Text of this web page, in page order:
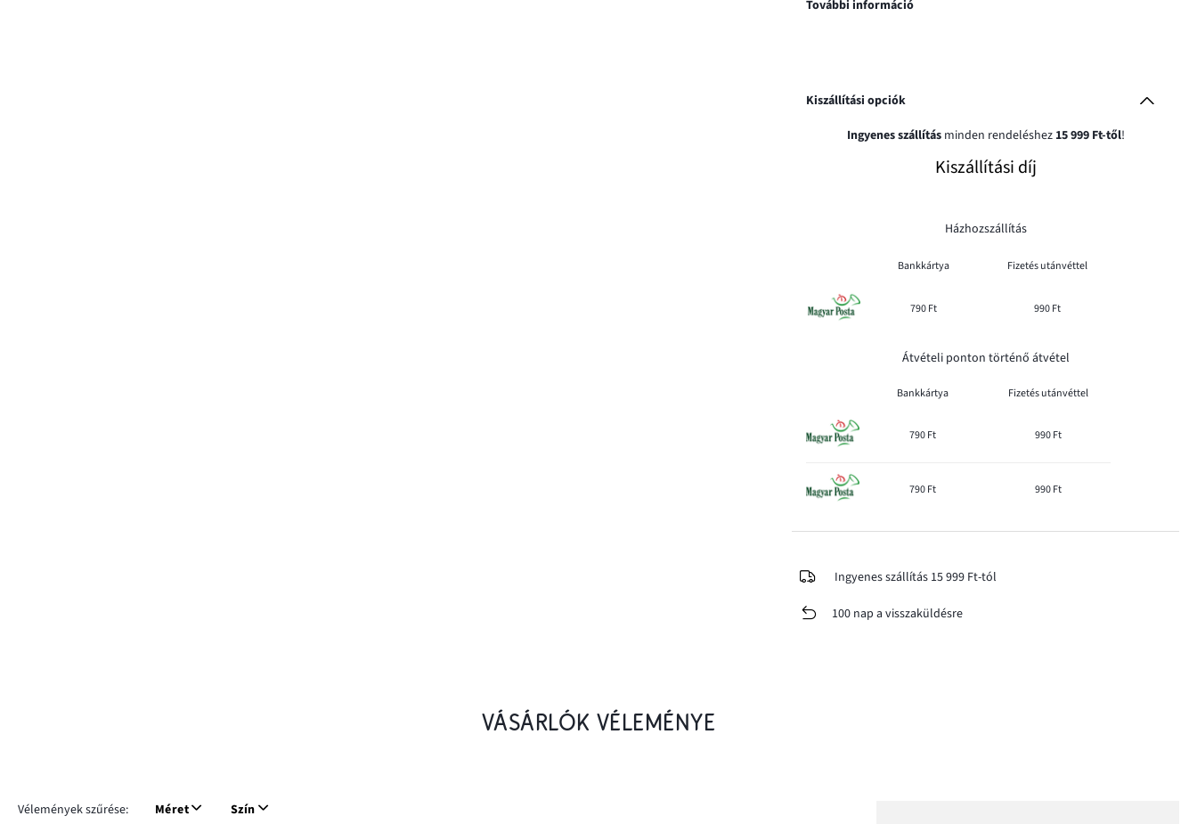
További információ
Kiszállítási opciók
Ingyenes szállításminden rendeléshez 15 999 Ft-től!
Kiszállítási díj
Házhozszállítás
Bankkártya Fizetés utánvéttel
790 Ft 990 Ft
Átvételi ponton történő átvétel
Bankkártya Fizetés utánvéttel
790 Ft 990 Ft
790 Ft 990 Ft
Ingyenes szállítás 15 999 Ft-tól
100 nap a visszaküldésre
VÁSÁRLÓK VÉLEMÉNYE
Vélemények szűrése: Méret Szín